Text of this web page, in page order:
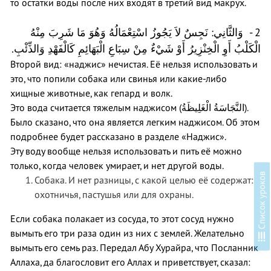
в
то остатки воды после них входят в третий вид макрух.
2 - وَالثَّانِي: نَجِسٌ لاَ يَجُوزُ اسْتِعْمَالُهُ وَهُوَ مَا شَرِبَ مِنْهُ
الْكَلْبُ أَوِ الْخِنْزِيرُ أَوْ شَيْءٌ مِنْ سِبَاعِ الْبَهَائِمِ كَالْفَهْدِ وَالذِّئْبِ.
Второй вид: «наджис» нечистая. Её нельзя использовать и
это, что попили собака или свинья или какие-либо
хищные животные, как гепард и волк.
Это вода считается тяжелым наджисом (النَّجَاسَةُ الْغَلِيظَةُ ).
Было сказано, что она является легким наджисом. Об этом
подробнее будет рассказано в разделе «Наджис».
Эту воду вообще нельзя использовать и пить её можно
только, когда человек умирает, и нет другой воды.
Собака. И нет разницы, с какой целью её содержат:
охотничья, пастушья или для охраны.
Если собака полакает из сосуда, то этот сосуд нужно
вымыть его три раза один из них с землей. Желательно
вымыть его семь раз. Передал Абу Хурайра, что Посланник
Аллаха, да благословит его Аллах и приветствует, сказал: